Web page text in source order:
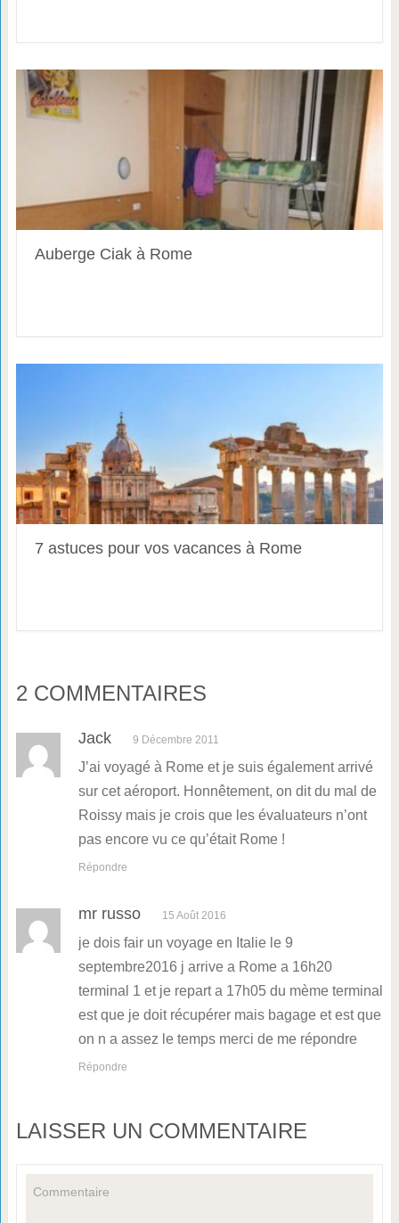
Auberge Ciak à Rome
7 astuces pour vos vacances à Rome
2 COMMENTAIRES
Jack 9 Décembre 2011
J’ai voyagé à Rome et je suis également arrivé
sur cet aéroport. Honnêtement, on dit du mal de
Roissy mais je crois que les évaluateurs n’ont
pas encore vu ce qu’était Rome !
Répondre
mr russo 15 Août 2016
je dois fair un voyage en Italie le 9
septembre2016 j arrive a Rome a 16h20
terminal 1 et je repart a 17h05 du mème terminal
est que je doit récupérer mais bagage et est que
on n a assez le temps merci de me répondre
Répondre
LAISSER UN COMMENTAIRE